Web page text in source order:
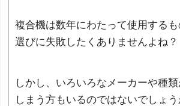
複合機は数年にわたって使用する
選びに失敗したくありませんよね？
しかし、いろいろなメーカーや種
しまう方もいるのではないでしょう